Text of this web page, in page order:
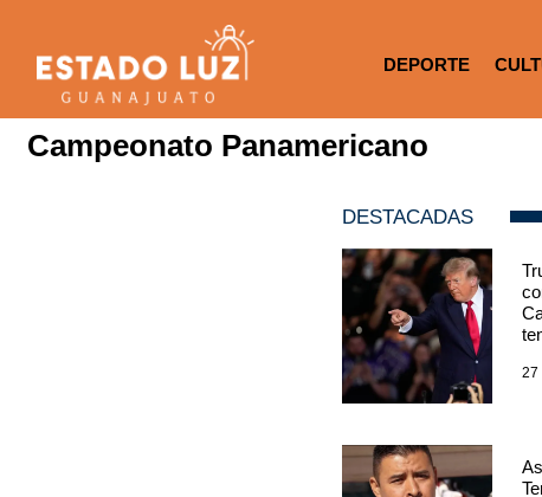
DEPORTE
Campeonato Panamericano
DESTACADAS
27